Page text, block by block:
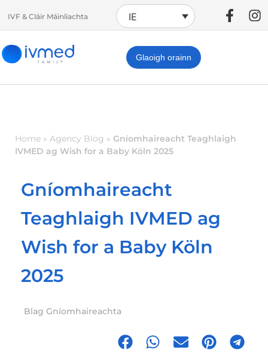
IVF & Cláir Máinliachta IE
Glaoigh orainn
Home » Agency Blog » Gníomhaireacht Teaghlaigh
IVMED ag Wish for a Baby Köln 2025
Gníomhaireacht
Teaghlaigh IVMED ag
Wish for a Baby Köln
2025
Blag Gníomhaireachta